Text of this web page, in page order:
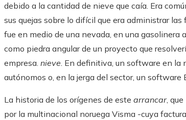
debido a la cantidad de nieve que caía. Era
sus quejas sobre lo difícil que era administrar
fue en medio de una nevada, en una gasolinera
como piedra angular de un proyecto que
empresa. nieve. En definitiva, un software en la
autónomos o, en la jerga del sector, un software
La historia de los orígenes de este arrancar,
por la multinacional noruega Visma -cuya